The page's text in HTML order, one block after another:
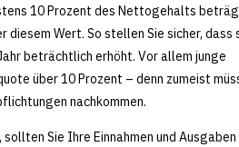
10 Prozent des Nettogehalts
Wert. So stellen Sie sicher, dass
beträchtlich erhöht. Vor allem junge
über 10 Prozent – denn zumeist
nachkommen.
Sie Ihre Einnahmen und